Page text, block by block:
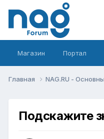
Магазин Портал
Главная NAG.RU -
Подскажите